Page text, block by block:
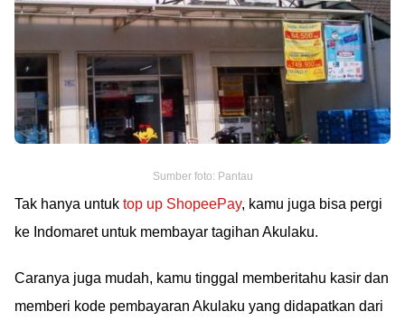
Sumber foto: Pantau
Tak hanya untuk top up ShopeePay, kamu juga bisa pergi
ke Indomaret untuk membayar tagihan Akulaku.
Caranya juga mudah, kamu tinggal memberitahu kasir dan
memberi kode pembayaran Akulaku yang didapatkan dari